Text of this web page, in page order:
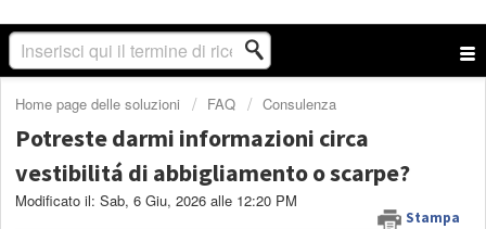
Home page delle soluzioni FAQ Consulenza
Potreste darmi informazioni circa
vestibilitá di abbigliamento o scarpe?
Stampa
Modificato il: Sab, 6 Giu, 2026 alle 12:20 PM